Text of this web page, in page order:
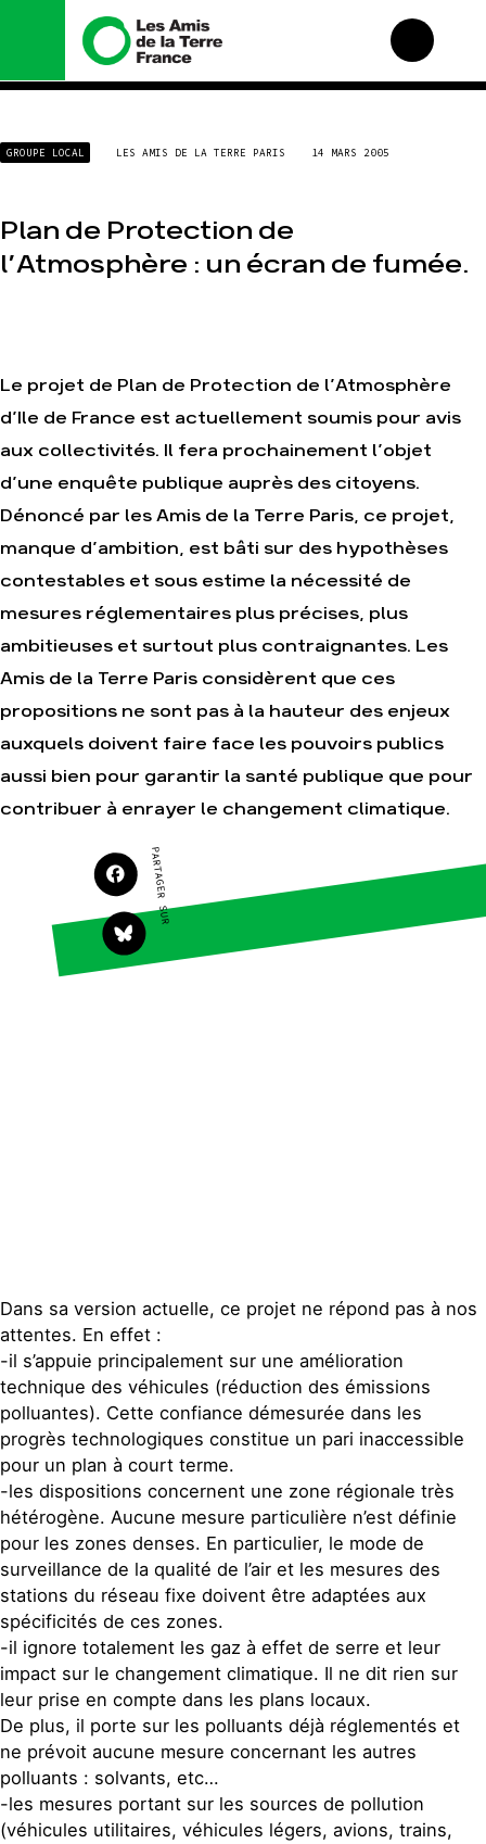
Nous connaître
Histoire
Missions et méthodes
Valeurs
Nos alliés
Je soutiens les Amis de
grand enfumage
Mode : une tendance
destructrice
Agir
Soutenir les
campagnes
Transmettre tout ou
partie de son
patrimoine
Télécharger
gratuitement les
Nos thématiques
Multinationales
Forêts
Actualités
Espace presse
Publications
Contact
GROUPE LOCAL LES AMIS DE LA TERRE PARIS 14 MARS 2005
Plan de Protection de
l’Atmosphère : un écran de fumée.
Le projet de Plan de Protection de l’Atmosphère
d’Ile de France est actuellement soumis pour avis
aux collectivités. Il fera prochainement l’objet
d’une enquête publique auprès des citoyens.
Dénoncé par les Amis de la Terre Paris, ce projet,
manque d’ambition, est bâti sur des hypothèses
contestables et sous estime la nécessité de
mesures réglementaires plus précises, plus
ambitieuses et surtout plus contraignantes. Les
Amis de la Terre Paris considèrent que ces
propositions ne sont pas à la hauteur des enjeux
auxquels doivent faire face les pouvoirs publics
aussi bien pour garantir la santé publique que pour
contribuer à enrayer le changement climatique.
PARTAGER SUR
Dans sa version actuelle, ce projet ne répond pas à nos
attentes. En effet :
-il s’appuie principalement sur une amélioration
technique des véhicules (réduction des émissions
polluantes). Cette confiance démesurée dans les
progrès technologiques constitue un pari inaccessible
pour un plan à court terme.
-les dispositions concernent une zone régionale très
hétérogène. Aucune mesure particulière n’est définie
pour les zones denses. En particulier, le mode de
surveillance de la qualité de l’air et les mesures des
stations du réseau fixe doivent être adaptées aux
spécificités de ces zones.
-il ignore totalement les gaz à effet de serre et leur
impact sur le changement climatique. Il ne dit rien sur
leur prise en compte dans les plans locaux.
De plus, il porte sur les polluants déjà réglementés et
ne prévoit aucune mesure concernant les autres
polluants : solvants, etc…
-les mesures portant sur les sources de pollution
(véhicules utilitaires, véhicules légers, avions, trains,